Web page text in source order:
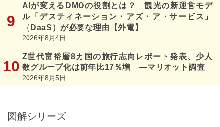
AIが変えるDMOの役割とは？ 観光の新運営モデ
ル「デスティネーション・アズ・ア・サービス」
（DaaS）が必要な理由【外電】
2026年8月4日
Z世代富裕層8カ国の旅行志向レポート発表、少人
数グループ化は前年比17％増 ―マリオット調査
2026年8月5日
図解シリーズ